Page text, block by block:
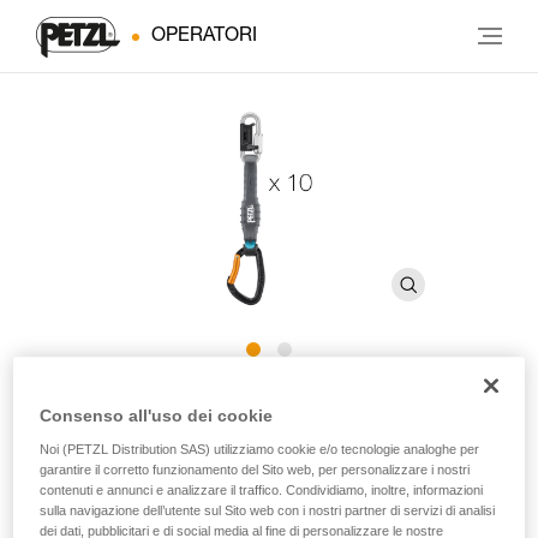
OPERATORI
DJINN STEEL AXESS
Rinvio con moschettone DJINN STEEL e maglia rapida
GO da 8 mm per l’utilizzo indoor (confezione da 10)
Consenso all'uso dei cookie
Noi (PETZL Distribution SAS) utilizziamo cookie e/o tecnologie analoghe per
garantire il corretto funzionamento del Sito web, per personalizzare i nostri
contenuti e annunci e analizzare il traffico. Condividiamo, inoltre, informazioni
sulla navigazione dell’utente sul Sito web con i nostri partner di servizi di analisi
dei dati, pubblicitari e di social media al fine di personalizzare le nostre